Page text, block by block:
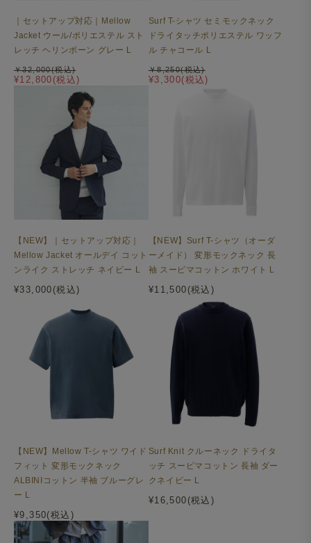
腰ポケットはパッチポケットを採用。アウトポケットなら
ではのラフさをプラスしながらも、上品さを損なわない絶
妙な抜け感を演出します。
｜セットアップ対応｜Mellow
Jacket ウール/ポリエステル スト
レッチ ヘリンボーン グレー L
¥12,800(税込)
￥32,000(税込)
Surf T-シャツ セミモックネック
ドライタッチポリエステル ワッフ
ル チャコール L
¥3,300(税込)
￥8,250(税込)
【NEW】｜セットアップ対応｜
Mellow Jacket オールデイ コット
ンライク ストレッチ ネイビー L
¥33,000(税込)
【NEW】Surf T-シャツ（オーダ
ーメイド） 変形モックネック 長
袖 スーピマコットン ホワイト L
¥11,500(税込)
【NEW】Mellow T-シャツ ワイド
フィット 変形モックネック
ALBINIコットン 半袖 ブルーグレ
ー L
¥9,350(税込)
Surf Knit クルーネック ドライタ
ッチ スーピマコットン 長袖 ダー
クネイビー L
¥16,500(税込)